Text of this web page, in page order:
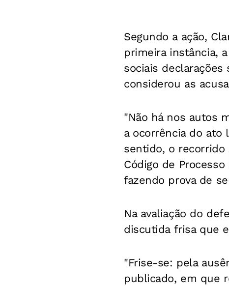
Segundo a ação,
primeira instância,
sociais declarações
considerou as
"Não há nos autos
a ocorrência do ato
sentido, o recorrido
Código de
fazendo prova de
Na avaliação do
discutida frisa que
"Frise-se: pela
publicado, em que